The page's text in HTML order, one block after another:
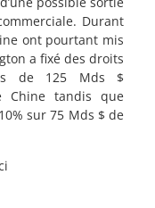
Durant
ont pourtant mis
a fixé des droits
de 125 Mds $
Chine tandis que
sur 75 Mds $ de